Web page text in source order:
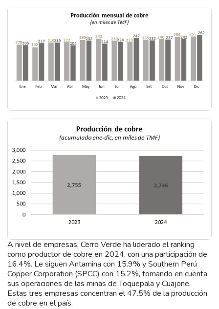
A nivel de empresas, Cerro Verde ha liderado el ranking
como productor de cobre en 2024, con una participación de
16.4%. Le siguen Antamina con 15.9% y Southern Perú
Copper Corporation (SPCC) con 15.2%, tomando en cuenta
sus operaciones de las minas de Toquepala y Cuajone.
Estas tres empresas concentran el 47.5% de la producción
de cobre en el país.